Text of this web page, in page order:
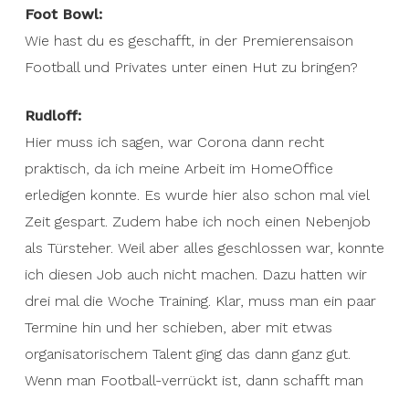
Foot Bowl:
Wie hast du es geschafft, in der Premierensaison
Football und Privates unter einen Hut zu bringen?
Rudloff:
Hier muss ich sagen, war Corona dann recht
praktisch, da ich meine Arbeit im HomeOffice
erledigen konnte. Es wurde hier also schon mal viel
Zeit gespart. Zudem habe ich noch einen Nebenjob
als Türsteher. Weil aber alles geschlossen war, konnte
ich diesen Job auch nicht machen. Dazu hatten wir
drei mal die Woche Training. Klar, muss man ein paar
Termine hin und her schieben, aber mit etwas
organisatorischem Talent ging das dann ganz gut.
Wenn man Football-verrückt ist, dann schafft man